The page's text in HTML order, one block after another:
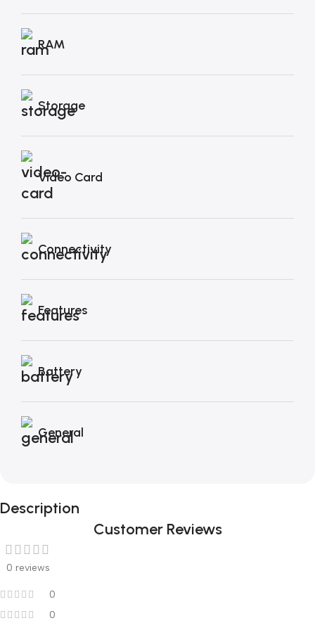
RAM
Storage
Video Card
Connectivity
Features
Battery
General
Description
Customer Reviews
0 reviews
0
0